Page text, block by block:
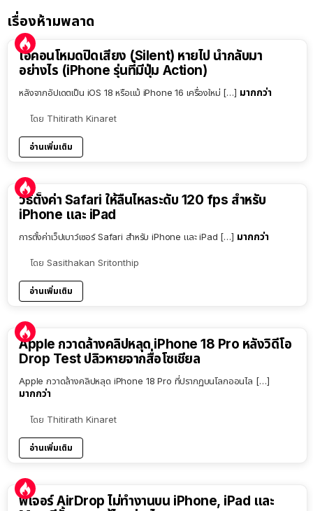
เรื่องห้ามพลาด
ไอคอนโหมดปิดเสียง (Silent) หายไป นำกลับมา
อย่างไร (iPhone รุ่นที่มีปุ่ม Action)
หลังจากอัปเดตเป็น iOS 18 หรือแม้ iPhone 16 เครื่องใหม่ […] มากกว่า
โดย Thitirath Kinaret
อ่านเพิ่มเติม
วิธีตั้งค่า Safari ให้ลื่นไหลระดับ 120 fps สำหรับ
iPhone และ iPad
การตั้งค่าเว็ปเบาว์เซอร์ Safari สำหรับ iPhone และ iPad […] มากกว่า
โดย Sasithakan Sritonthip
อ่านเพิ่มเติม
Apple กวาดล้างคลิปหลุด iPhone 18 Pro หลังวิดีโอ
Drop Test ปลิวหายจากสื่อโซเชียล
Apple กวาดล้างคลิปหลุด iPhone 18 Pro ที่ปรากฏบนโลกออนไล […]
มากกว่า
โดย Thitirath Kinaret
อ่านเพิ่มเติม
ฟีเจอร์ AirDrop ไม่ทำงานบน iPhone, iPad และ